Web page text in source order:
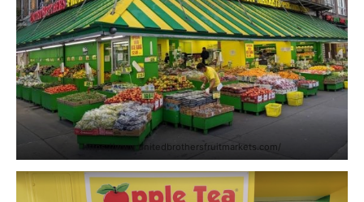
https://www.unitedbrothersfruitmarkets.com/